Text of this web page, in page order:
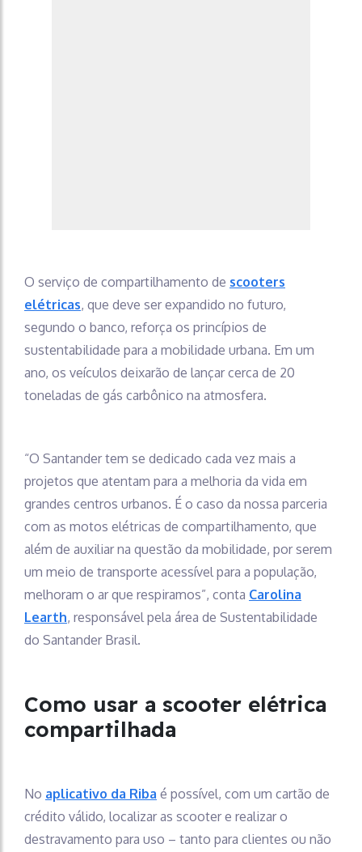
O serviço de compartilhamento de scooters
elétricas, que deve ser expandido no futuro,
segundo o banco, reforça os princípios de
sustentabilidade para a mobilidade urbana. Em um
ano, os veículos deixarão de lançar cerca de 20
toneladas de gás carbônico na atmosfera.
“O Santander tem se dedicado cada vez mais a
projetos que atentam para a melhoria da vida em
grandes centros urbanos. É o caso da nossa parceria
com as motos elétricas de compartilhamento, que
além de auxiliar na questão da mobilidade, por serem
um meio de transporte acessível para a população,
melhoram o ar que respiramos”, conta Carolina
Learth, responsável pela área de Sustentabilidade
do Santander Brasil.
Como usar a scooter elétrica
compartilhada
No aplicativo da Riba é possível, com um cartão de
crédito válido, localizar as scooter e realizar o
destravamento para uso – tanto para clientes ou não